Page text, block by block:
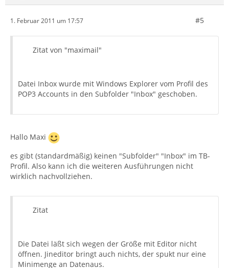
1. Februar 2011 um 17:57 #5
Zitat von "maximail"
Datei Inbox wurde mit Windows Explorer vom Profil des
POP3 Accounts in den Subfolder "Inbox" geschoben.
Hallo Maxi
es gibt (standardmäßig) keinen "Subfolder" "Inbox" im TB-
Profil. Also kann ich die weiteren Ausführungen nicht
wirklich nachvollziehen.
Zitat
Die Datei läßt sich wegen der Größe mit Editor nicht
öffnen. Jineditor bringt auch nichts, der spukt nur eine
Minimenge an Datenaus.